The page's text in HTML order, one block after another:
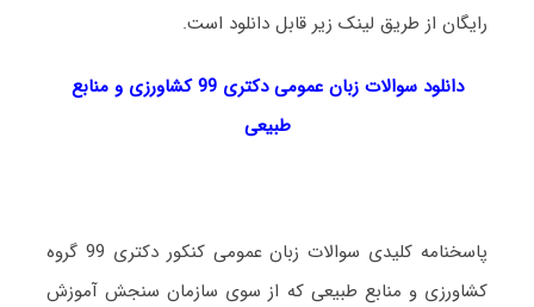
رایگان از طریق لینک زیر قابل دانلود است.
دانلود سوالات زبان عمومی دکتری 99 کشاورزی و منابع
طبیعی
پاسخنامه کلیدی سوالات زبان عمومی کنکور دکتری 99 گروه
کشاورزی و منابع طبیعی که از سوی سازمان سنجش آموزش